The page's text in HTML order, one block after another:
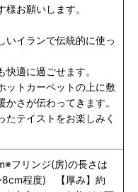
お願いします。
いイランで伝統的に使っ
適に過ごせます。
ットカーペットの上に敷
さが伝わってきます。
たテイストをお楽しみく
フリンジ(房)の長さは
程度) 【厚み】約